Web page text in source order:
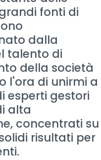
fonti di
dalla
talento di
della società
l'ora di unirmi a
esperti gestori
alta
concentrati su
risultati per